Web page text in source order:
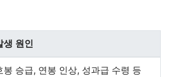
생 원인
봉 승급, 연봉 인상, 성과급 수령 등